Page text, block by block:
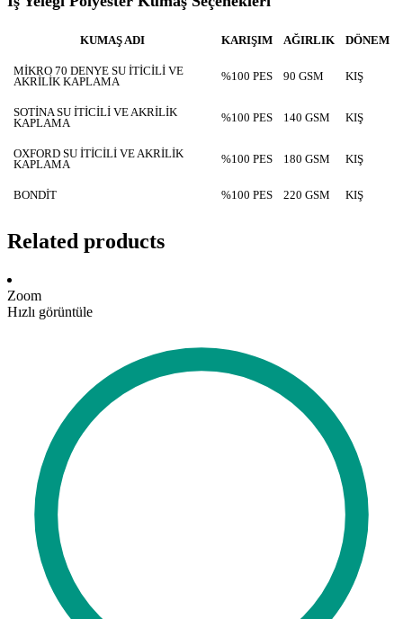
KUMAŞ ADI KARIŞIM AĞIRLIK DÖNEM
MİKRO 70 DENYE SU İTİCİLİ VE
AKRİLİK KAPLAMA
%100 PES 90 GSM KIŞ
SOTİNA SU İTİCİLİ VE AKRİLİK
KAPLAMA
%100 PES 140 GSM KIŞ
OXFORD SU İTİCİLİ VE AKRİLİK
KAPLAMA
%100 PES 180 GSM KIŞ
BONDİT %100 PES 220 GSM KIŞ
Related products
Zoom
Hızlı görüntüle